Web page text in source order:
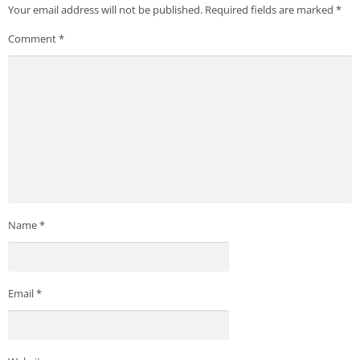
Your email address will not be published. Required fields are marked *
Comment*
Name*
Email*